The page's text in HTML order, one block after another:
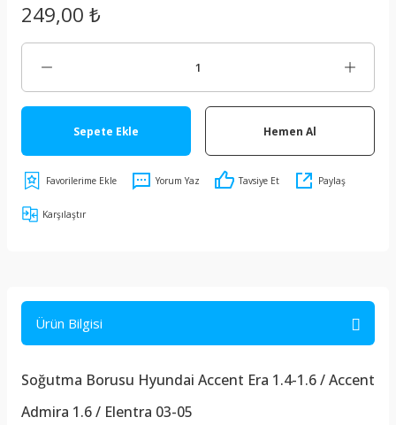
249,00 ₺
Sepete Ekle Hemen Al
Yorum Yaz Tavsiye Et Paylaş
Karşılaştır
Ürün Bilgisi
Soğutma Borusu Hyundai Accent Era 1.4-1.6 / Accent
Admira 1.6 / Elentra 03-05